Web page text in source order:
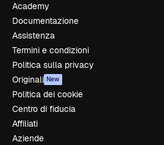
Academy
Documentazione
Assistenza
Termini e condizioni
Politica sulla privacy
Originali New
Politica dei cookie
Centro di fiducia
Affiliati
Aziende